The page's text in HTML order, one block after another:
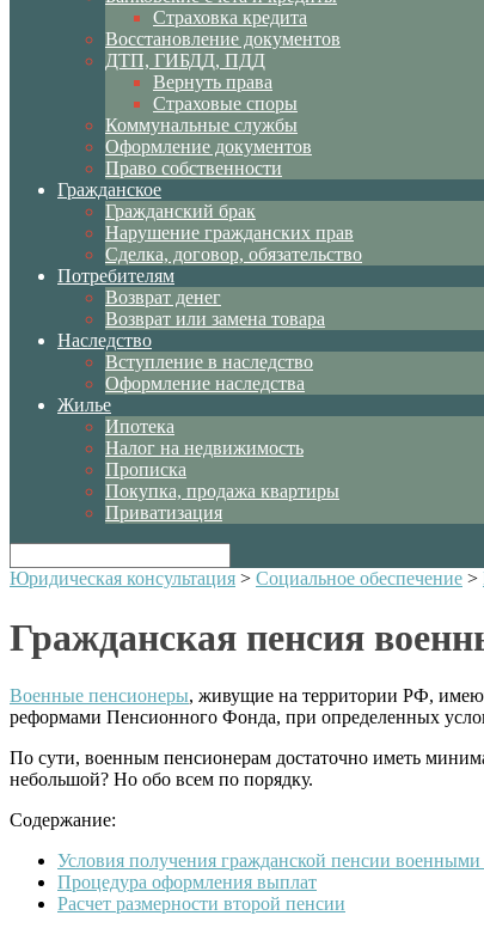
Страховка кредита
Восстановление документов
ДТП, ГИБДД, ПДД
Вернуть права
Страховые споры
Коммунальные службы
Оформление документов
Право собственности
Гражданское
Гражданский брак
Нарушение гражданских прав
Сделка, договор, обязательство
Потребителям
Возврат денег
Возврат или замена товара
Наследство
Вступление в наследство
Оформление наследства
Жилье
Ипотека
Налог на недвижимость
Прописка
Покупка, продажа квартиры
Приватизация
Юридическая консультация > Социальное обеспечение >
Гражданская пенсия
Военные пенсионеры, живущие на территории РФ,
реформами Пенсионного Фонда, при определенных
По сути, военным пенсионерам достаточно иметь
небольшой? Но обо всем по порядку.
Содержание:
Условия получения гражданской пенсии
Процедура оформления выплат
Расчет размерности второй пенсии